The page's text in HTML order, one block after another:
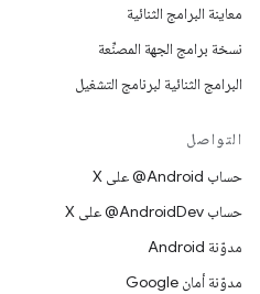
معاينة البرامج الثنائية
نسخة برامج الجهة المصنِّعة
البرامج الثنائية لبرنامج التشغيل
التواصل
حساب ‎@Android على X
حساب ‎@AndroidDev على X
مدوّنة Android
مدوّنة أمان Google